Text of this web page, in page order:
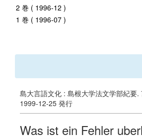
2 巻 ( 1996-12 )
1 巻 ( 1996-07 )
島大言語文化 : 島根大学法文学部紀要.
1999-12-25 発行
Was ist ein Fehler